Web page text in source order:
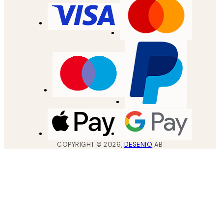
COPYRIGHT ©2026, DESENIO AB